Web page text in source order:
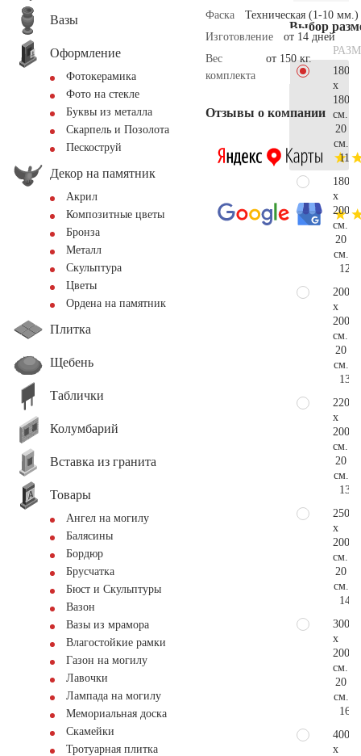
Вазы
Оформление
Фотокерамика
Фото на стекле
Буквы из металла
Скарпель и Позолота
Пескоструй
Декор на памятник
Акрил
Композитные цветы
Бронза
Металл
Скульптура
Цветы
Ордена на памятник
Плитка
Щебень
Таблички
Колумбарий
Вставка из гранита
Товары
Ангел на могилу
Балясины
Бордюр
Брусчатка
Бюст и Скульптуры
Вазон
Вазы из мрамора
Влагостойкие рамки
Газон на могилу
Лавочки
Лампада на могилу
Мемориальная доска
Скамейки
Тротуарная плитка
Фаска
Техническая (1-10 мм.)
Изготовление
от 14 дней
Вес
комплекта
от 150 кг.
Отзывы о компании
Выбор
180
x
180
см.
20
см.
180
x
200
см.
20
см.
200
x
200
см.
20
см.
220
x
200
см.
20
см.
250
x
200
см.
20
см.
300
x
200
см.
20
см.
400
x